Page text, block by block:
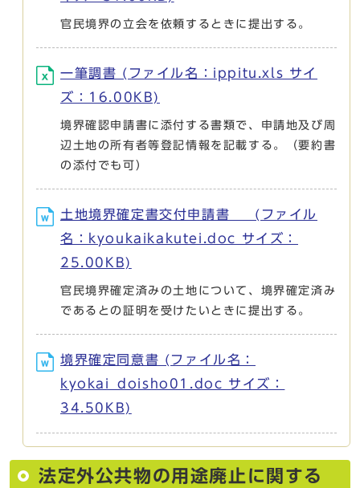
官民境界の立会を依頼するときに提出する。
一筆調書 (ファイル名：ippitu.xls サイ
ズ：16.00KB)
境界確認申請書に添付する書類で、申請地及び周
辺土地の所有者等登記情報を記載する。（要約書
の添付でも可）
土地境界確定書交付申請書 (ファイル
名：kyoukaikakutei.doc サイズ：
25.00KB)
官民境界確定済みの土地について、境界確定済み
であるとの証明を受けたいときに提出する。
境界確定同意書 (ファイル名：
kyokai_doisho01.doc サイズ：
34.50KB)
法定外公共物の用途廃止に関する